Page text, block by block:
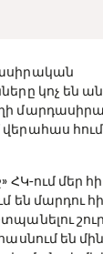
կոչ են
վերահաս
ՀԿ-ում մեր
են մարդու
են